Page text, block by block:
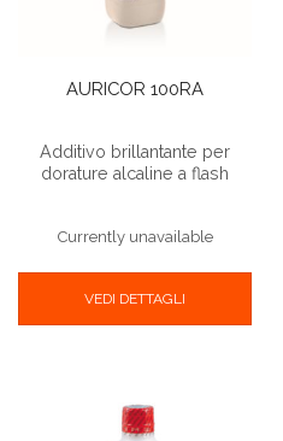
AURICOR 100RA
Additivo brillantante per
dorature alcaline a flash
Currently unavailable
VEDI DETTAGLI